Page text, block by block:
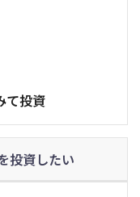
て投資
投資したい